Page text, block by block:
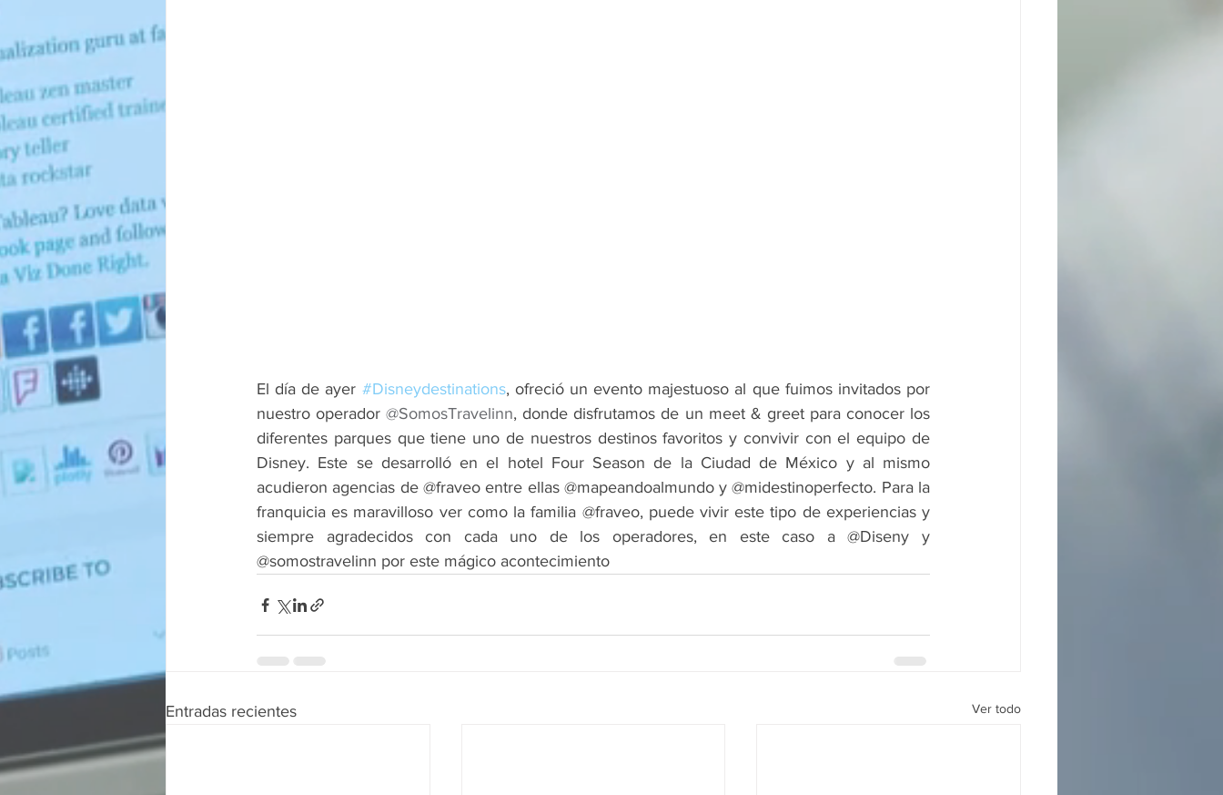
El día de ayer #Disneydestinations, ofreció un evento majestuoso al que fuimos invitados por
nuestro operador @SomosTravelinn, donde disfrutamos de un meet & greet para conocer los
diferentes parques que tiene uno de nuestros destinos favoritos y convivir con el equipo de
Disney. Este se desarrolló en el hotel Four Season de la Ciudad de México y al mismo
acudieron agencias de @fraveo entre ellas @mapeandoalmundo y @midestinoperfecto. Para la
franquicia es maravilloso ver como la familia @fraveo, puede vivir este tipo de experiencias y
siempre agradecidos con cada uno de los operadores, en este caso a @Diseny y
@somostravelinn por este mágico acontecimiento
Entradas recientes Ver todo